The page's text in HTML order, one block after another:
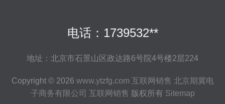
电话：1739532**
地址：北京市石景山区政达路6号院4号楼2层224
Copyright © 2026 www.ytzfg.com 互联网销售 北京期冀电
子商务有限公司 互联网销售 版权所有 Sitemap